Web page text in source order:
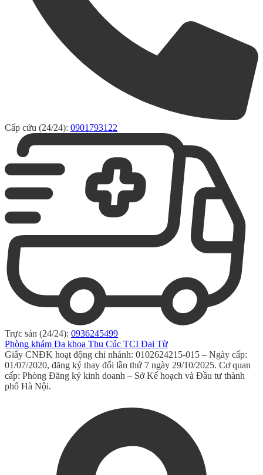
Cấp cứu (24/24): 0901793122
Trực sản (24/24): 0936245499
Phòng khám Đa khoa Thu Cúc TCI Đại Từ
Giấy CNĐK hoạt động chi nhánh: 0102624215-015 – Ngày cấp:
01/07/2020, đăng ký thay đổi lần thứ 7 ngày 29/10/2025. Cơ quan
cấp: Phòng Đăng ký kinh doanh – Sở Kế hoạch và Đầu tư thành
phố Hà Nội.